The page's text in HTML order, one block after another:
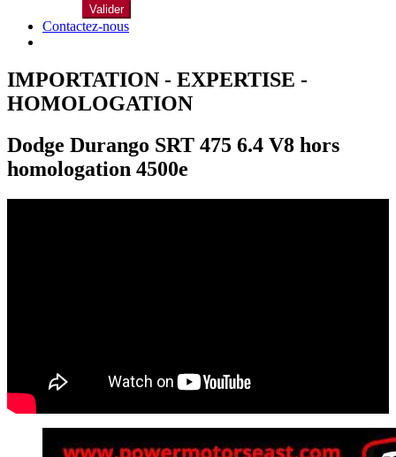
Valider
Contactez-nous
IMPORTATION - EXPERTISE -
HOMOLOGATION
Dodge Durango SRT 475 6.4 V8 hors
homologation 4500e